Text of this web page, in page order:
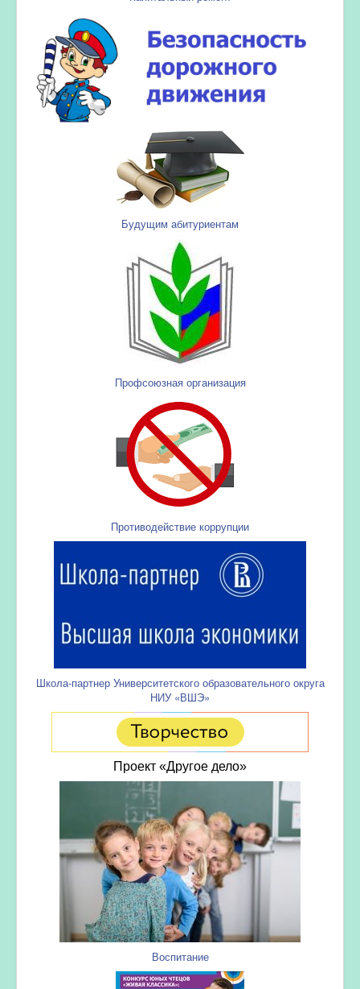
Будущим абитуриентам
Профсоюзная организация
Противодействие коррупции
Школа-партнер Университетского образовательного округа
НИУ «ВШЭ»
Проект «Другое дело»
Воспитание